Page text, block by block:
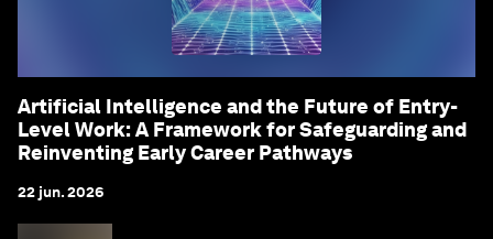
Artificial Intelligence and the Future of Entry-
Level Work: A Framework for Safeguarding and
Reinventing Early Career Pathways
22 jun. 2026